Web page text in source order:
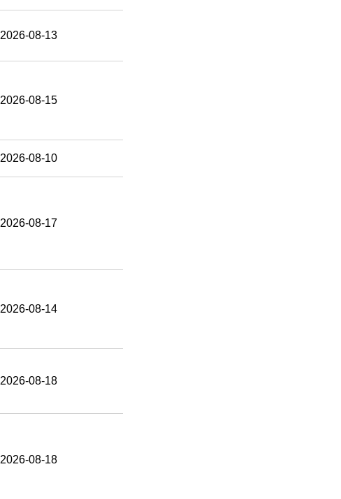
2026-08-13
2026-08-15
2026-08-10
2026-08-17
2026-08-14
2026-08-18
2026-08-18